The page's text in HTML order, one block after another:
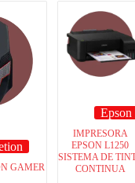
GAMER
Epson
IMPRESORA
EPSON L1250
SISTEMA DE
CONTINUA